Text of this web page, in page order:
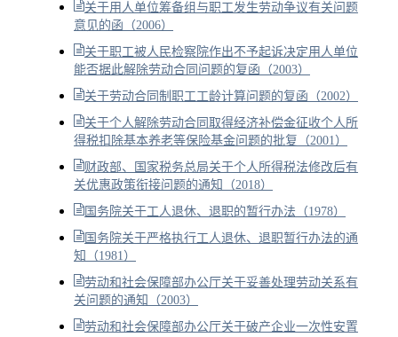
关于用人单位筹备组与职工发生劳动争议有关问题
意见的函（2006）
关于职工被人民检察院作出不予起诉决定用人单位
能否据此解除劳动合同问题的复函（2003）
关于劳动合同制职工工龄计算问题的复函（2002）
关于个人解除劳动合同取得经济补偿金征收个人所
得税扣除基本养老等保险基金问题的批复（2001）
财政部、国家税务总局关于个人所得税法修改后有
关优惠政策衔接问题的通知（2018）
国务院关于工人退休、退职的暂行办法（1978）
国务院关于严格执行工人退休、退职暂行办法的通
知（1981）
劳动和社会保障部办公厅关于妥善处理劳动关系有
关问题的通知（2003）
劳动和社会保障部办公厅关于破产企业一次性安置